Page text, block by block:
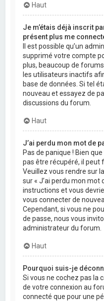
Haut
Je m’étais déjà inscrit
présent plus me
Il est possible qu’un
supprimé votre compte
plus, beaucoup de
les utilisateurs inactifs
base de données. Si tel
nouveau et essayez de
discussions du forum.
Haut
J’ai perdu mon mot de
Pas de panique ! Bien
pas être récupéré, il peut
Veuillez vous rendre sur
sur « J’ai perdu mon mot
instructions et vous
vous connecter de
Cependant, si vous ne
de passe, nous vous
administrateur du forum.
Haut
Pourquoi suis-je
Si vous ne cochez pas la
de votre connexion au
connecté que pour une